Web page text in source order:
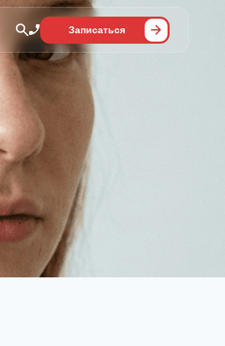
Записаться